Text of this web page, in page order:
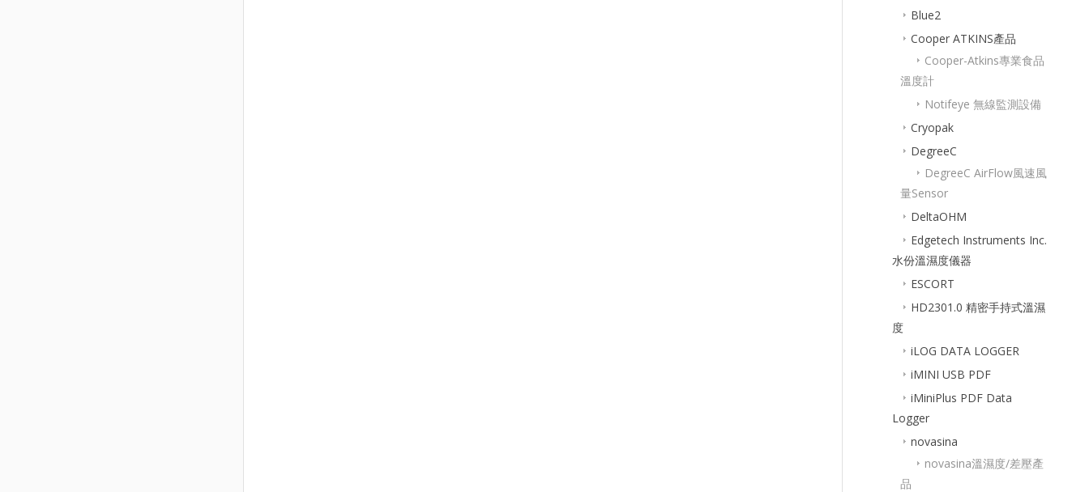
Blue2
Cooper ATKINS產品
Cooper-Atkins專業食品
溫度計
Notifeye 無線監測設備
Cryopak
DegreeC
DegreeC AirFlow風速風
量Sensor
DeltaOHM
Edgetech Instruments Inc.
水份溫濕度儀器
ESCORT
HD2301.0 精密手持式溫濕
度
iLOG DATA LOGGER
iMINI USB PDF
iMiniPlus PDF Data
Logger
novasina
novasina溫濕度/差壓產
品